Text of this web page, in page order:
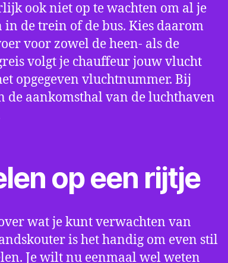
ook niet op te wachten om al je
in de trein of de bus. Kies daarom
voor zowel de heen- als de
volgt je chauffeur jouw vlucht
opgegeven vluchtnummer. Bij
de aankomsthal van de luchthaven
op een rijtje
wat je kunt verwachten van
is het handig om even stil
Je wilt nu eenmaal wel weten